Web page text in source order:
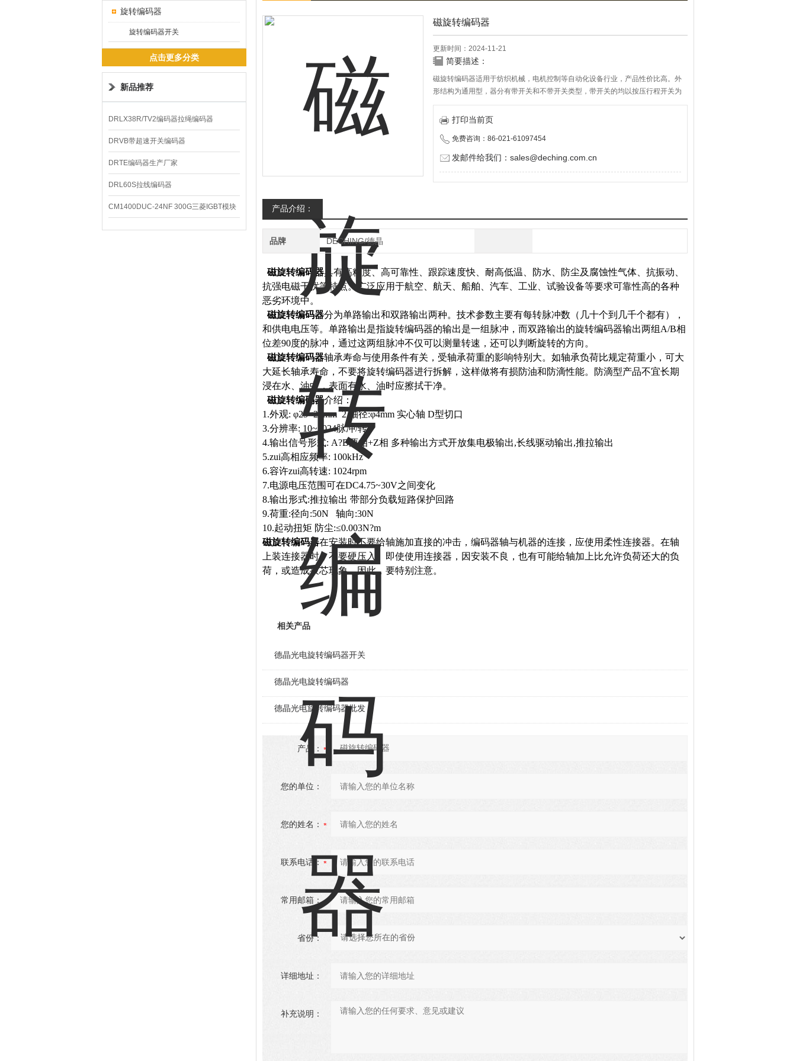
旋转编码器
旋转编码器开关
点击更多分类
新品推荐
DRLX38R/TV2编码器拉绳编码器
DRVB带超速开关编码器
DRTE编码器生产厂家
DRL60S拉线编码器
CM1400DUC-24NF 300G三菱IGBT模块
磁旋转编码器
更新时间：2024-11-21
简要描述：
磁旋转编码器适用于纺织机械，电机控制等自动化设备行业，产品性价比高。外
形结构为通用型，器分有带开关和不带开关类型，带开关的均以按压行程开关为
主，行程长度多样可供客户选择，按压触感佳，轴心晃动极小，旋转时有一定手
感。
打印当前页
免费咨询：86-021-61097454
发邮件给我们：sales@deching.com.cn
产品介绍：
品牌 DECHING/德晶
磁旋转编码器具有高精度、高可靠性、跟踪速度快、耐高低温、防水、防尘及腐蚀性气体、抗振动、
抗强电磁干扰等特点。广泛应用于航空、航天、船舶、汽车、工业、试验设备等要求可靠性高的各种
恶劣环境中。
磁旋转编码器分为单路输出和双路输出两种。技术参数主要有每转脉冲数（几十个到几千个都有），
和供电电压等。单路输出是指旋转编码器的输出是一组脉冲，而双路输出的旋转编码器输出两组A/B相
位差90度的脉冲，通过这两组脉冲不仅可以测量转速，还可以判断旋转的方向。
磁旋转编码器轴承寿命与使用条件有关，受轴承荷重的影响特别大。如轴承负荷比规定荷重小，可大
大延长轴承寿命， 不要将旋转编码器进行拆解，这样做将有损防油和防滴性能。防滴型产品不宜长期
浸在水、油中，表面有水、油时应擦拭干净。
磁旋转编码器介绍：
1.外观: φ25×29mm 2.轴径:φ4mm 实心轴 D型切口
3.分辨率: 10~1024脉冲/转
4.输出信号形式: A?B两相+Z相 多种输出方式开放集电极输出,长线驱动输出,推拉输出
5.zui高相应频率: 100kHz
6.容许zui高转速: 1024rpm
7.电源电压范围可在DC4.75~30V之间变化
8.输出形式:推拉输出 带部分负载短路保护回路
9.荷重:径向:50N 轴向:30N
10.起动扭矩 防尘:≤0.003N?m
磁旋转编码器在安装时不要给轴施加直接的冲击， 编码器轴与机器的连接，应使用柔性连接器。在轴
上装连接器时，不要硬压入。即使使用连接器，因安装不良，也有可能给轴加上比允许负荷还大的负
荷，或造成拨芯现象，因此，要特别注意。
相关产品
德晶光电旋转编码器开关
德晶光电旋转编码器
德晶光电旋转编码器批发
产品：
您的单位：
您的姓名：
联系电话：
常用邮箱：
省份：
详细地址：
补充说明：